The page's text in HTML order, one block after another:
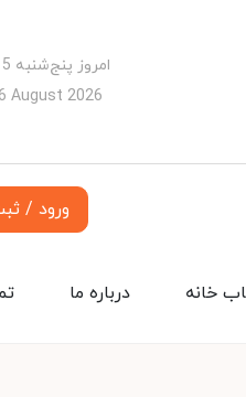
امروز پنج‌شنبه 15 مرداد 1405
August 2026
ورود /
درباره ما خانه